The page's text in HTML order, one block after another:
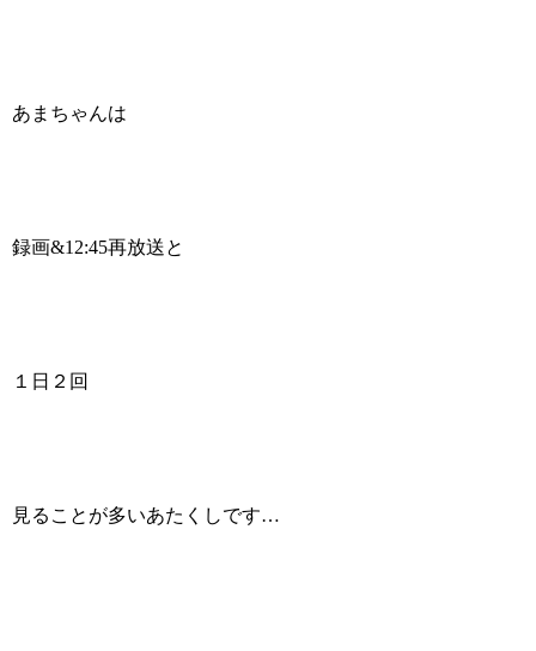
あまちゃんは
録画&12:45再放送と
１日２回
見ることが多いあたくしです…